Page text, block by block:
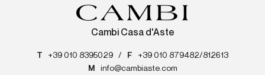
Cambi Casa d'Aste
T +39 010 8395029 / F
+39 010 879482/812613
M
info@cambiaste.com